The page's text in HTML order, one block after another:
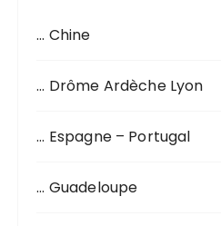
… Chine
… Drôme Ardèche Lyon
… Espagne – Portugal
… Guadeloupe